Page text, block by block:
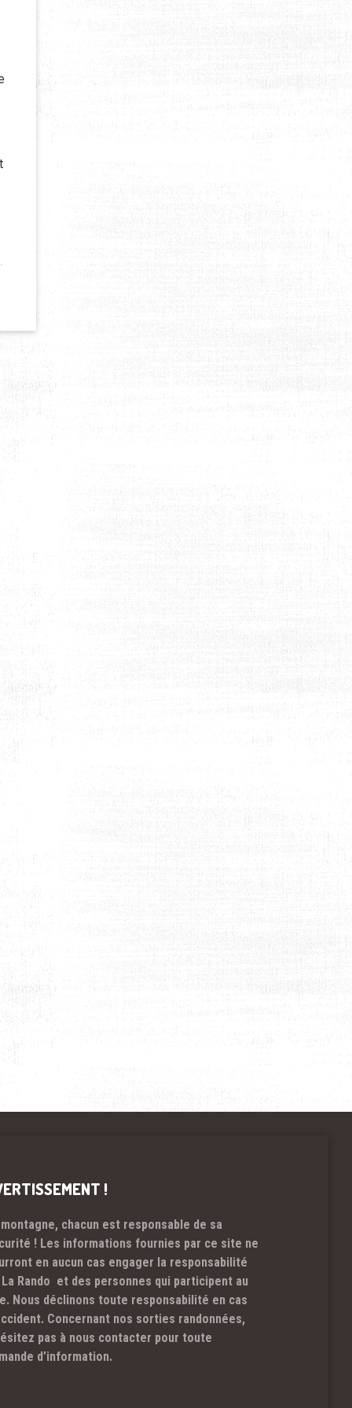
!
montagne, chacun est responsable de sa
! Les informations fournies par ce site ne
en aucun cas engager la responsabilité
Rando et des personnes qui participent au
Nous déclinons toute responsabilité en cas
Concernant nos sorties randonnées,
pas à nous contacter pour toute
d’information.